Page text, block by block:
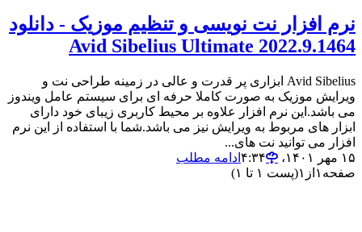
نرم افزار نت نویسی و تنظیم موزیک - دانلود
Avid Sibelius Ultimate 2022.9.1464
Avid Sibelius ابزاری پر قدرت و عالی در زمینه طراحی نت و
ویرایش موزیک به صورت کاملا حرفه ای برای سیستم عامل ویندوز
می باشد.این نرم افزار علاوه بر محیط کاربری زیبای خود دارای
ابزار های مربوط به ویرایش نیز می باشد.شما با استفاده از این نرم
افزار می توانید نت های...
۱۵ مهر ۱۴۰۱،‏ ۴:۳۴
ادامه مطلب
صفحه ۱ از ۱(پست ۱ تا ۱)